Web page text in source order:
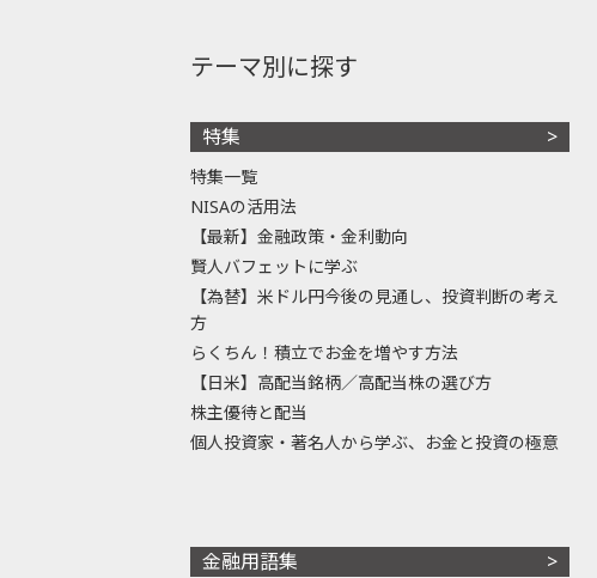
テーマ別に探す
特集
特集一覧
NISAの活用法
【最新】金融政策・金利動向
賢人バフェットに学ぶ
【為替】米ドル円今後の見通し、投資判断の考え
方
らくちん！積立でお金を増やす方法
【日米】高配当銘柄／高配当株の選び方
株主優待と配当
個人投資家・著名人から学ぶ、お金と投資の極意
金融用語集